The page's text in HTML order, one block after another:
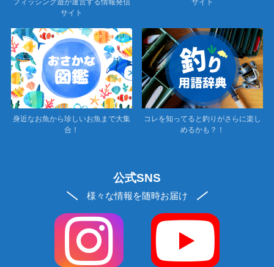
サイト
身近なお魚から珍しいお魚まで大集
合！
コレを知ってると釣りがさらに楽し
めるかも？！
公式SNS
様々な情報を随時お届け